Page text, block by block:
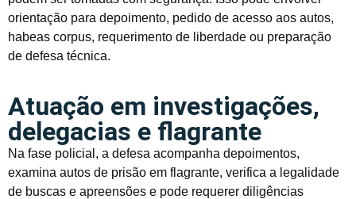
orientação para depoimento, pedido de acesso aos autos,
habeas corpus, requerimento de liberdade ou preparação
de defesa técnica.
Atuação em investigações,
delegacias e flagrante
Na fase policial, a defesa acompanha depoimentos,
examina autos de prisão em flagrante, verifica a legalidade
de buscas e apreensões e pode requerer diligências